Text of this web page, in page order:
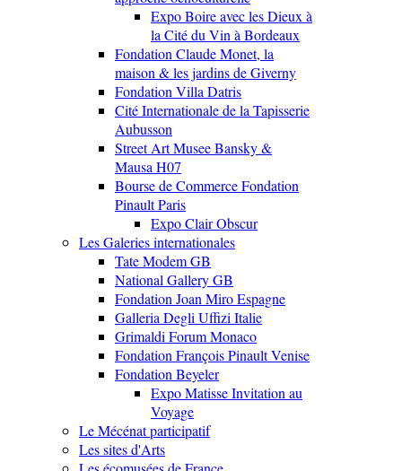
Expo Boire avec les Dieux à
la Cité du Vin à Bordeaux
Fondation Claude Monet, la
maison & les jardins de Giverny
Fondation Villa Datris
Cité Internationale de la Tapisserie
Aubusson
Street Art Musee Bansky &
Mausa H07
Bourse de Commerce Fondation
Pinault Paris
Expo Clair Obscur
Les Galeries internationales
Tate Modem GB
National Gallery GB
Fondation Joan Miro Espagne
Galleria Degli Uffizi Italie
Grimaldi Forum Monaco
Fondation François Pinault Venise
Fondation Beyeler
Expo Matisse Invitation au
Voyage
Le Mécénat participatif
Les sites d'Arts